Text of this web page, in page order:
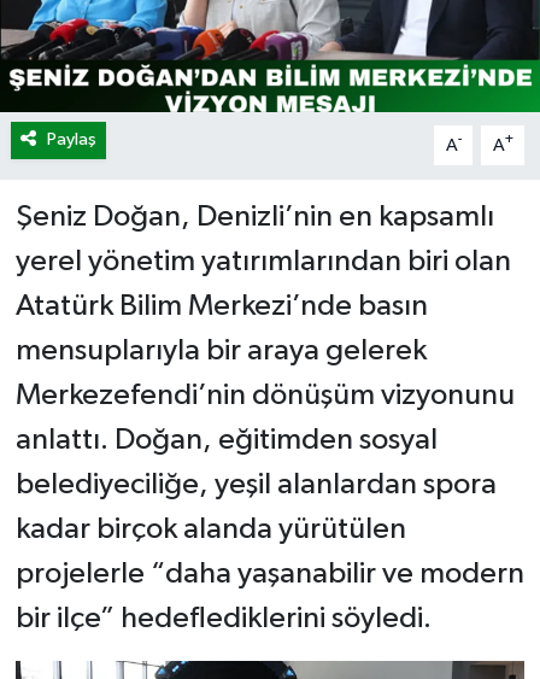
Paylaş A- A+
Şeniz Doğan, Denizli’nin en kapsamlı
yerel yönetim yatırımlarından biri olan
Atatürk Bilim Merkezi’nde basın
mensuplarıyla bir araya gelerek
Merkezefendi’nin dönüşüm vizyonunu
anlattı. Doğan, eğitimden sosyal
belediyeciliğe, yeşil alanlardan spora
kadar birçok alanda yürütülen
projelerle “daha yaşanabilir ve modern
bir ilçe” hedeflediklerini söyledi.